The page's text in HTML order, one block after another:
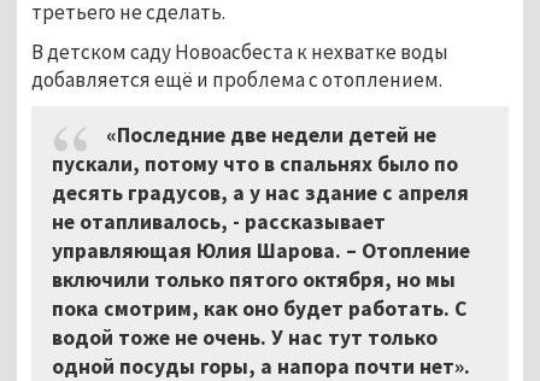
третьего не сделать.
В детском саду Новоасбеста к нехватке воды
добавляется ещё и проблема с отоплением.
«Последние две недели детей не
пускали, потому что в спальнях было по
десять градусов, а у нас здание с апреля
не отапливалось, - рассказывает
управляющая Юлия Шарова. – Отопление
включили только пятого октября, но мы
пока смотрим, как оно будет работать. С
водой тоже не очень. У нас тут только
одной посуды горы, а напора почти нет».